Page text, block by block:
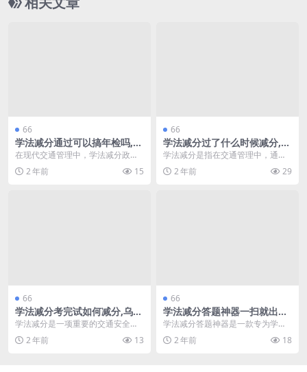
66
学法减分通过可以搞年检吗,学
法减分可以减少多少(学法减分
题库及答案)
在现代交通管理中，学法减分政策
为驾驶员提供了一种有效的途径来
减少罚分，从而顺利通...
2 年前 15
66
学法减分过了什么时候减分,为
什么学法减分以后还显示(学法
减分答题)
学法减分是指在交通管理中，通过
学习相关法律法规，驾驶员可以获
得交通违规行为的减分...
2 年前 29
66
学法减分考完试如何减分,乌市
学法减分题库
学法减分是一项重要的交通安全教
育活动，旨在通过学习法律知识来
减少交通违规行为。在...
2 年前 13
66
学法减分答题神器一扫就出答
案,学法减分的题目(学法减分
答题app)
学法减分答题神器是一款专为学习
和应试设计的工具，旨在帮助学生
快速获取学法减分相关...
2 年前 18